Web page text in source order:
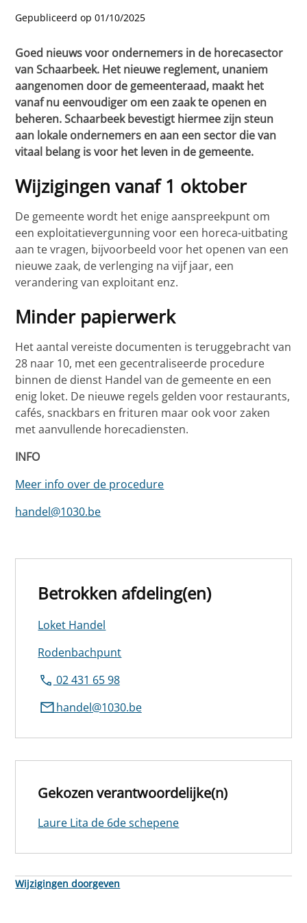
Gepubliceerd op 01/10/2025
Goed nieuws voor ondernemers in de horecasector
van Schaarbeek. Het nieuwe reglement, unaniem
aangenomen door de gemeenteraad, maakt het
vanaf nu eenvoudiger om een zaak te openen en
beheren. Schaarbeek bevestigt hiermee zijn steun
aan lokale ondernemers en aan een sector die van
vitaal belang is voor het leven in de gemeente.
Wijzigingen vanaf 1 oktober
De gemeente wordt het enige aanspreekpunt om
een exploitatievergunning voor een horeca-uitbating
aan te vragen, bijvoorbeeld voor het openen van een
nieuwe zaak, de verlenging na vijf jaar, een
verandering van exploitant enz.
Minder papierwerk
Het aantal vereiste documenten is teruggebracht van
28 naar 10, met een gecentraliseerde procedure
binnen de dienst Handel van de gemeente en een
enig loket. De nieuwe regels gelden voor restaurants,
cafés, snackbars en frituren maar ook voor zaken
met aanvullende horecadiensten.
INFO
Meer info over de procedure
handel@1030.be
Betrokken afdeling(en)
Loket Handel
Rodenbachpunt
02 431 65 98
handel@1030.be
Gekozen verantwoordelijke(n)
Laure Lita de 6de schepene
Wijzigingen doorgeven